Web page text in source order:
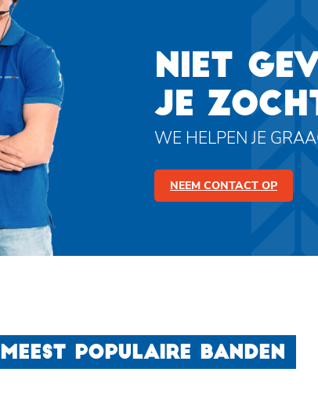
NIET
JE
WE HELPEN JE
NEEM CONTACT OP
MEEST POPULAIRE BANDEN